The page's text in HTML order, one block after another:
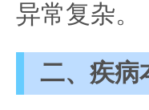
异常复杂。
二、疾病